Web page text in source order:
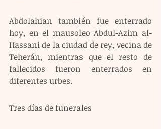
Abdolahian también fue enterrado
hoy, en el mausoleo Abdul-Azim al-
Hassani de la ciudad de rey, vecina de
Teherán, mientras que el resto de
fallecidos fueron enterrados en
diferentes urbes.
Tres días de funerales